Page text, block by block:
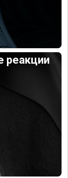
реакции